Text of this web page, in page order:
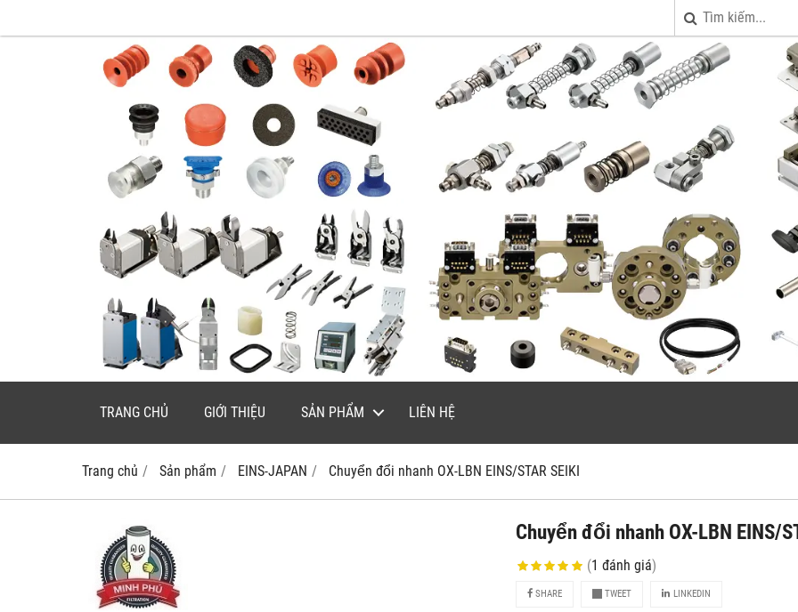
TRANG CHỦ GIỚI THIỆU SẢN PHẨM LIÊN HỆ
Trang chủ Sản phẩm EINS-JAPAN Chuyển đổi nhanh OX-LBN EINS/STAR SEIKI
Chuyển đổi nhanh OX-LBN EINS/
(1đánh giá)
SHARE TWEET LINKEDIN